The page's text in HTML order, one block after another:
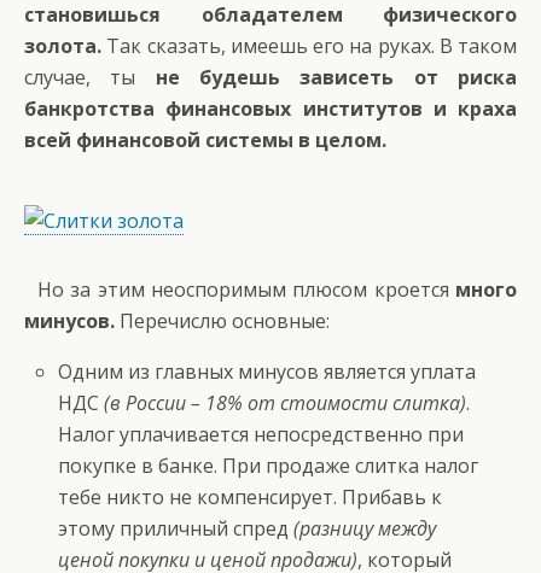
становишься обладателем физического
золота. Так сказать, имеешь его на руках. В таком
случае, ты не будешь зависеть от риска
банкротства финансовых институтов и краха
всей финансовой системы в целом.
Но за этим неоспоримым плюсом кроется много
минусов. Перечислю основные:
Одним из главных минусов является уплата
НДС(в России – 18% от стоимости слитка).
Налог уплачивается непосредственно при
покупке в банке. При продаже слитка налог
тебе никто не компенсирует. Прибавь к
этому приличный спред(разницу между
ценой покупки и ценой продажи), который